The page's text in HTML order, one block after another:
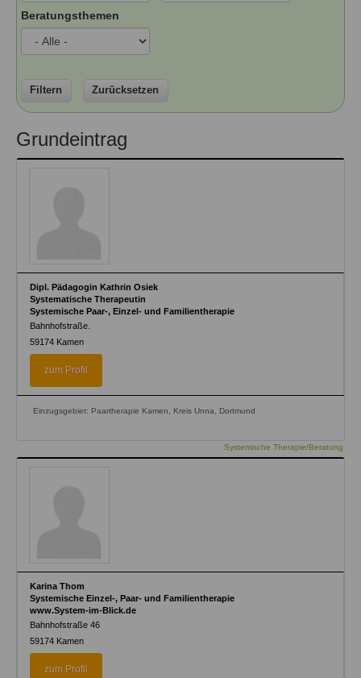
Qualitätssicherung
Qualität unserer Therapeuten
Familienthemen
Veranstaltungen
Seminare und Kurse
Fortbildungen
Ausbildungsinstitute
Information über Qualifikation
Liste der Fachverbände
Sitemap
Links
Formular zur Registrierung
Beratungsthemen
Filtern Zurücksetzen
Grundeintrag
Dipl. Pädagogin Kathrin Osiek
Systematische Therapeutin
Systemische Paar-, Einzel- und Familientherapie
Bahnhofstraße.
59174 Kamen
zum Profil
Einzugsgebiet: Paartherapie Kamen, Kreis Unna, Dortmund
Systemische Therapie/Beratung
Karina Thom
Systemische Einzel-, Paar- und Familientherapie
www.System-im-Blick.de
Bahnhofstraße 46
59174 Kamen
zum Profil